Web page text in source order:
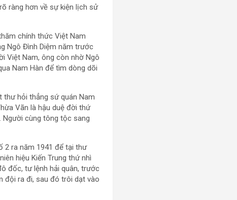
ràng hơn về sự kiện lịch sử
chính thức Việt Nam
Ngô Đình Diệm năm trước
Việt Nam, ông còn nhờ Ngô
Nam Hàn để tìm dòng dõi
thư hỏi thẳng sứ quán Nam
Vãn là hậu duệ đời thứ
Người cùng tông tộc sang
2 ra năm 1941 để tại thư
hiệu Kiến Trung thứ nhì
đốc, tư lệnh hải quân, trước
đội ra đi, sau đó trôi dạt vào